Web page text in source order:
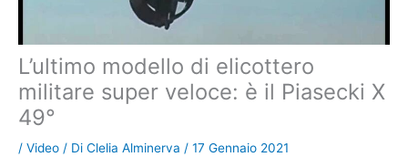
L’ultimo modello di elicottero
militare super veloce: è il Piasecki X
49°
/ Video / Di Clelia Alminerva / 17 Gennaio 2021